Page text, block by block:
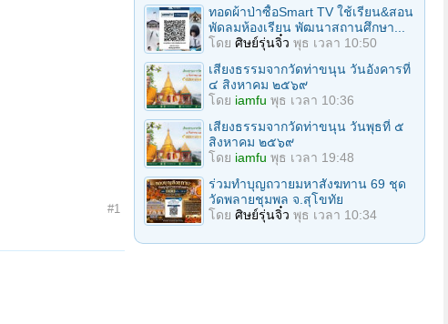
#1
ทอดผ้าป่าซื้อSmart TV ใช้เรียน&สอน
พัดลมห้องเรียน พัฒนาสถานศึกษา...
โดย ศิษย์รุ่นจิ๋ว พุธ เวลา 10:50
เสียงธรรมจากวัดท่าขนุน วันอังคารที่
๔ สิงหาคม ๒๕๖๙
โดย iamfu พุธ เวลา 10:36
เสียงธรรมจากวัดท่าขนุน วันพุธที่ ๕
สิงหาคม ๒๕๖๙
โดย iamfu พุธ เวลา 19:48
ร่วมทําบุญถวายมหาสังฆทาน 69 ชุด
วัดพลายชุมพล จ.สุโขทัย
โดย ศิษย์รุ่นจิ๋ว พุธ เวลา 10:34